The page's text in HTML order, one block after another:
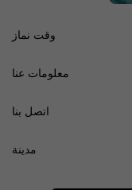
وقت نماز
معلومات عنا
اتصل بنا
مدينة